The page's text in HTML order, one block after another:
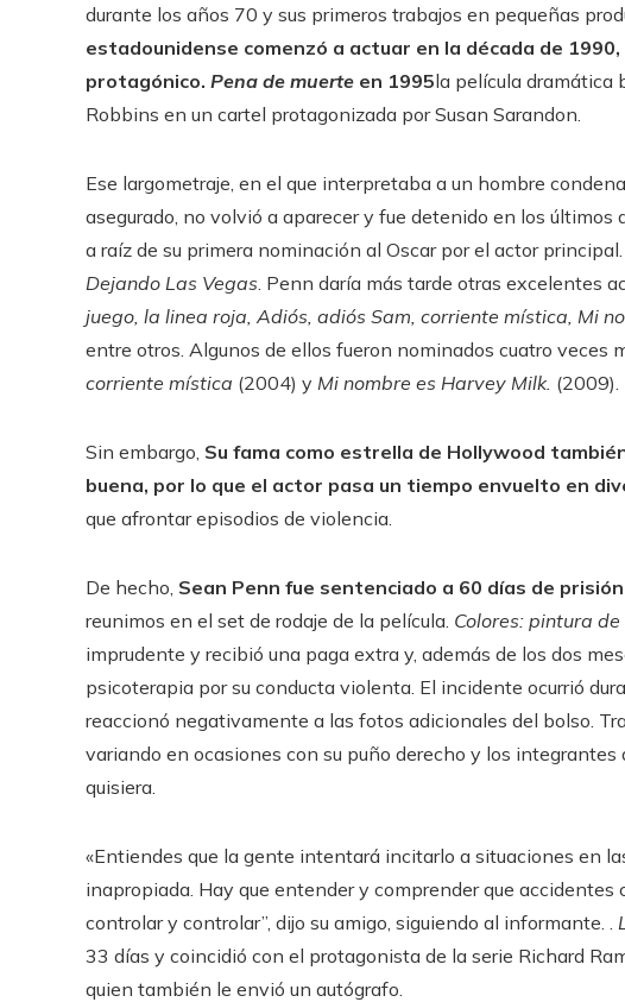
durante los años 70 y sus primeros trabajos en pequeñas
estadounidense comenzó a actuar en la década de
protagónico. Pena de muerte en 1995la película dramática
Robbins en un cartel protagonizada por Susan Sarandon.
Ese largometraje, en el que interpretaba a un hombre
asegurado, no volvió a aparecer y fue detenido en los últimos
a raíz de su primera nominación al Oscar por el actor
Dejando Las Vegas . Penn daría más tarde otras excelentes
juego, la linea roja Adiós, adiós Sam corriente mística Mi
entre otros. Algunos de ellos fueron nominados cuatro veces
corriente mística (2004) y Mi nombre es Harvey Milk. (2009).
Sin embargo, Su fama como estrella de Hollywood
buena, por lo que el actor pasa un tiempo envuelto en
que afrontar episodios de violencia.
De hecho, Sean Penn fue sentenciado a 60 días de
reunimos en el set de rodaje de la película. Colores: pintura
imprudente y recibió una paga extra y, además de los dos
psicoterapia por su conducta violenta. El incidente ocurrió
reaccionó negativamente a las fotos adicionales del bolso.
variando en ocasiones con su puño derecho y los
quisiera.
«Entiendes que la gente intentará incitarlo a situaciones en
inapropiada. Hay que entender y comprender que
controlar y controlar”, dijo su amigo, siguiendo al informante. .
33 días y coincidió con el protagonista de la serie Richard
quien también le envió un autógrafo.